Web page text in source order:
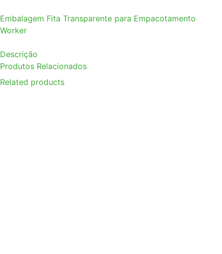
Embalagem Fita Transparente para Empacotamento
Worker
Descrição
Produtos Relacionados
Related products